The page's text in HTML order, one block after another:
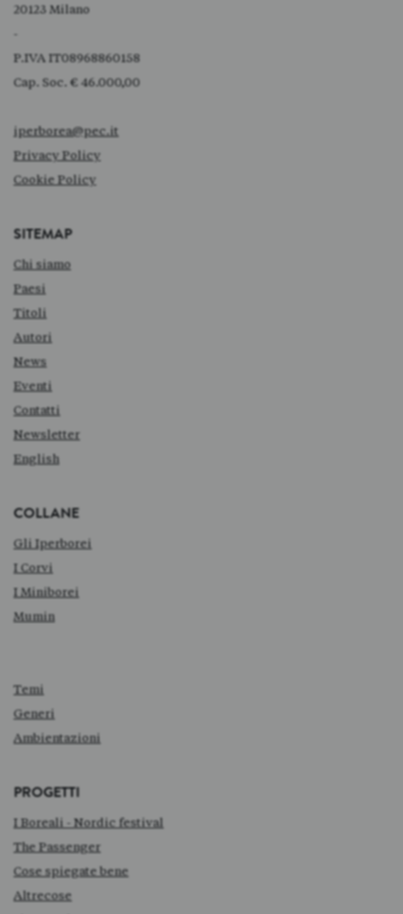
20123 Milano
-
P.IVA IT08968860158
Cap. Soc. € 46.000,00
iperborea@pec.it
Privacy Policy
Cookie Policy
SITEMAP
Chi siamo
Paesi
Titoli
Autori
News
Eventi
Contatti
Newsletter
English
COLLANE
Gli Iperborei
I Corvi
I Miniborei
Mumin
Temi
Generi
Ambientazioni
PROGETTI
I Boreali - Nordic festival
The Passenger
Cose spiegate bene
Altrecose